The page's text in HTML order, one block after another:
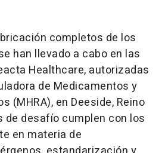
completos de los
han llevado a cabo en las
Healthcare, autorizadas
de Medicamentos y
(MHRA), en Deeside, Reino
de desafío cumplen con los
en materia de